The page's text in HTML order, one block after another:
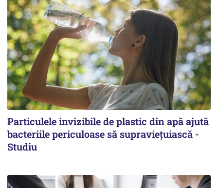
Particulele invizibile de plastic din apă ajută
bacteriile periculoase să supraviețuiască -
Studiu